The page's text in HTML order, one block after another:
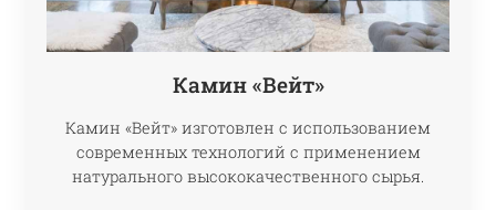
Камин «Вейт»
Камин «Вейт» изготовлен с использованием
современных технологий с применением
натурального высококачественного сырья.